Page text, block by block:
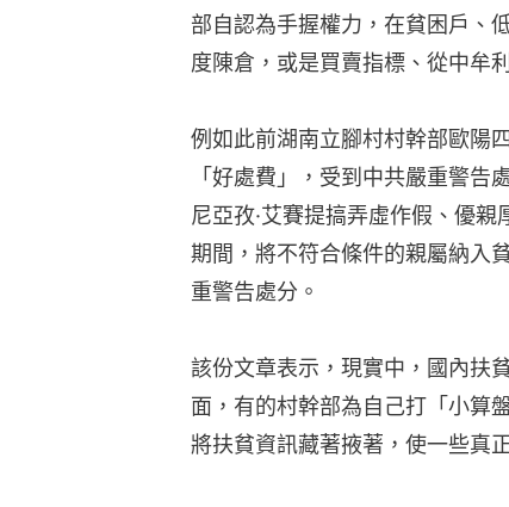
部自認為手握權力，在貧困戶、
度陳倉，或是買賣指標、從中牟
例如此前湖南立腳村村幹部歐陽
「好處費」，受到中共嚴重警告
尼亞孜·艾賽提搞弄虛作假、優
期間，將不符合條件的親屬納入
重警告處分。
該份文章表示，現實中，國內扶
面，有的村幹部為自己打「小算
將扶貧資訊藏著掖著，使一些真